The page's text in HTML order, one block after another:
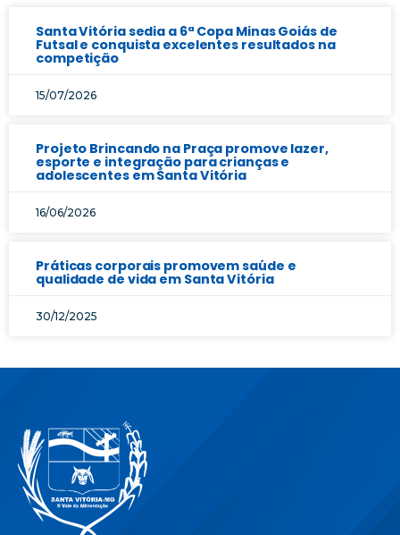
Santa Vitória sedia a 6ª Copa Minas Goiás de
Futsal e conquista excelentes resultados na
competição
15/07/2026
Projeto Brincando na Praça promove lazer,
esporte e integração para crianças e
adolescentes em Santa Vitória
16/06/2026
Práticas corporais promovem saúde e
qualidade de vida em Santa Vitória
30/12/2025